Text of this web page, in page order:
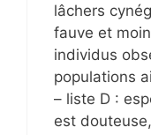
lâchers
fauve et
individus
populations
– liste D :
est